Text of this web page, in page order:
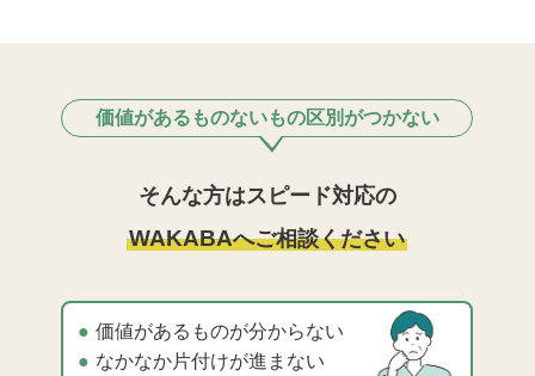
価値があるものないもの区別がつかない
そんな方はスピード対応の
WAKABAへご相談ください
価値があるものが分からない
なかなか片付けが進まない